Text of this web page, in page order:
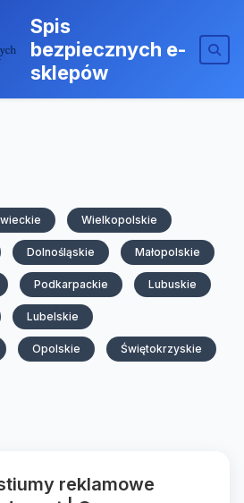
Spis
bezpiecznych e-
sklepów
Wielkopolskie
Dolnośląskie Małopolskie
Podkarpackie Lubuskie
Lubelskie
Opolskie Świętokrzyskie
reklamowe